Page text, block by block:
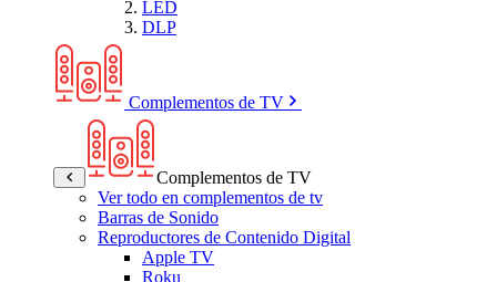
LED
DLP
Complementos de TV
Complementos de TV
Ver todo en complementos de tv
Barras de Sonido
Reproductores de Contenido Digital
Apple TV
Roku